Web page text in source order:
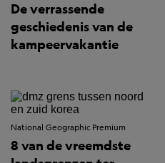
De verrassende
geschiedenis van de
kampeervakantie
National Geographic Premium
8 van de vreemdste